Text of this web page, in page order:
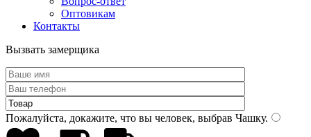
Оптовикам
Контакты
Вызвать замерщика
Пожалуйста, докажите, что вы человек, выбрав Чашку.